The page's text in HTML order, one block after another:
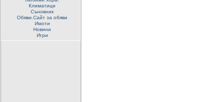
Климатици
Съновник
Обяви.Сайт за обяви
Имоти
Новини
Игри